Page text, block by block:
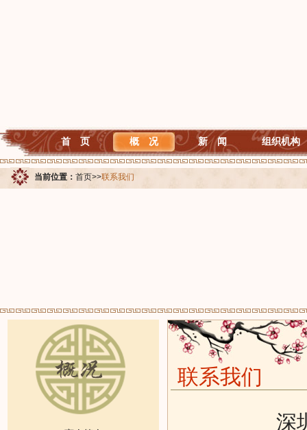
首 页 概 况 新 闻 组织机构
当前位置： 首页>>联系我们
联系我们
深